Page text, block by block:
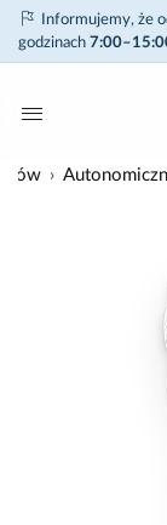
Informujemy, że
godzinach